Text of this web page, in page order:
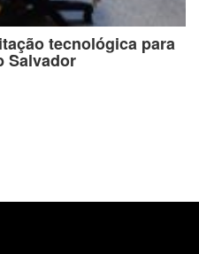
tecnológica para
Salvador